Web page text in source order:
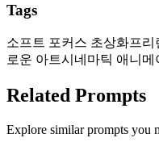
Tags
소프트 포커스 초상화프리
로운 아트시네마틱 애니메
Related Prompts
Explore similar prompts you